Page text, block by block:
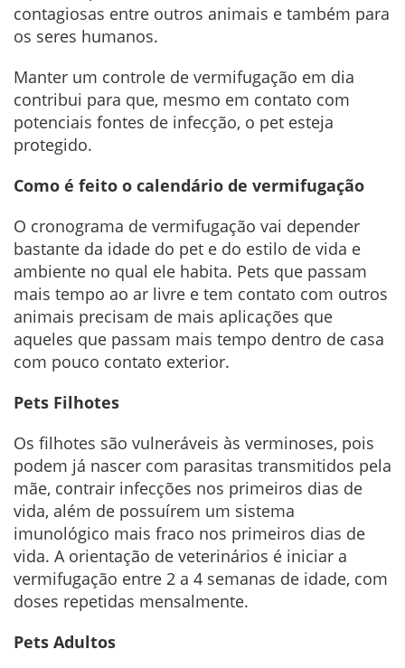
contagiosas entre outros animais e também para
os seres humanos.
Manter um controle de vermifugação em dia
contribui para que, mesmo em contato com
potenciais fontes de infecção, o pet esteja
protegido.
Como é feito o calendário de vermifugação
O cronograma de vermifugação vai depender
bastante da idade do pet e do estilo de vida e
ambiente no qual ele habita. Pets que passam
mais tempo ao ar livre e tem contato com outros
animais precisam de mais aplicações que
aqueles que passam mais tempo dentro de casa
com pouco contato exterior.
Pets Filhotes
Os filhotes são vulneráveis às verminoses, pois
podem já nascer com parasitas transmitidos pela
mãe, contrair infecções nos primeiros dias de
vida, além de possuírem um sistema
imunológico mais fraco nos primeiros dias de
vida. A orientação de veterinários é iniciar a
vermifugação entre 2 a 4 semanas de idade, com
doses repetidas mensalmente.
Pets Adultos